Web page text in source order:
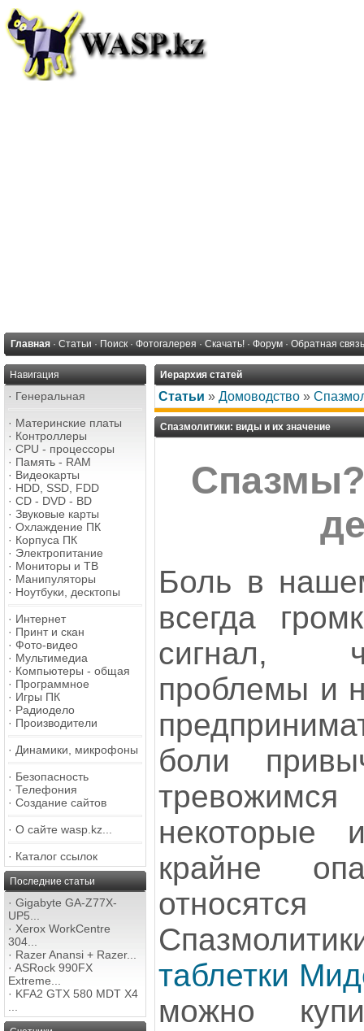
Главная · Статьи · Поиск · Фотогалерея · Скачать! · Форум · Обратная связь
Навигация
· Генеральная
· Материнские платы
· Контроллеры
· CPU - процессоры
· Память - RAM
· Видеокарты
· HDD, SSD, FDD
· CD - DVD - BD
· Звуковые карты
· Охлаждение ПК
· Корпуса ПК
· Электропитание
· Мониторы и ТВ
· Манипуляторы
· Ноутбуки, десктопы
· Интернет
· Принт и скан
· Фото-видео
· Мультимедиа
· Компьютеры - общая
· Программное
· Игры ПК
· Радиодело
· Производители
· Динамики, микрофоны
· Безопасность
· Телефония
· Создание сайтов
· О сайте wasp.kz...
· Каталог ссылок
Последние статьи
· Gigabyte GA-Z77X-
UP5...
· Xerox WorkCentre
304...
· Razer Anansi + Razer...
· ASRock 990FX
Extreme...
· KFA2 GTX 580 MDT X4
Иерархия статей
Статьи » Домоводство »
Спазмолитики: виды и их значение
Боль в
всегда
сигнал,
проблемы и
боли
некоторые
крайне
таблетки
можно